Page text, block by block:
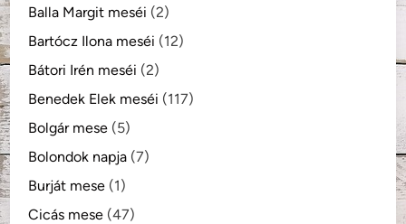
Balla Margit meséi (2)
Bartócz Ilona meséi (12)
Bátori Irén meséi (2)
Benedek Elek meséi (117)
Bolgár mese (5)
Bolondok napja (7)
Burját mese (1)
Cicás mese (47)